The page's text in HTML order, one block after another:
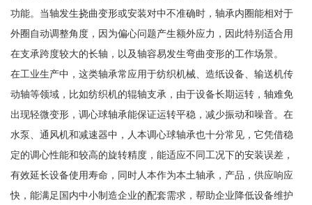
功能。当轴发生挠曲变形或安装对中不准确时，轴承内圈能相对于
外圈自动调整角度，因为偏心问题产生额外应力，因此特别适合用
在支承跨度较大的长轴，以及轴容易发生弯曲变形的工作场景。
在工业生产中，这类轴承常应用于纺织机械、造纸设备、输送机传
动轴等领域，比如纺织机的辊轴支承，由于设备长期运转，轴难免
出现轻微变形，调心球轴承能保证运转平稳，减少振动和噪音。在
水泵、通风机和减速器中，人本调心球轴承也十分常见，它凭借稳
定的调心性能和较高的旋转精度，能适应不同工况下的安装误差，
有效延长设备使用寿命，同时人本作为本土轴承，产品，供应响应
快，能满足国内中小制造企业的配套需求，帮助企业降低设备维护